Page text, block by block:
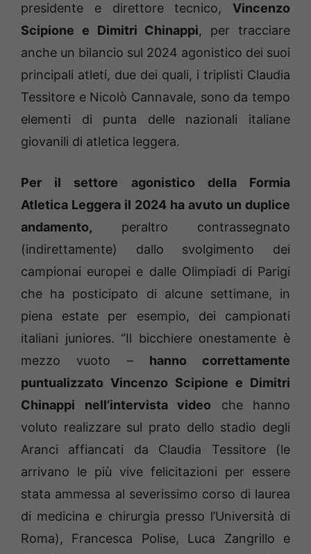
presidente e direttore tecnico, Vincenzo
Scipione e Dimitri Chinappi, per tracciare
anche un bilancio sul 2024 agonistico dei suoi
principali atleti, due dei quali, i triplisti Claudia
Tessitore e Nicolò Cannavale, sono da tempo
elementi di punta delle nazionali italiane
giovanili di atletica leggera.
Per il settore agonistico della Formia
Atletica Leggera il 2024 ha avuto un duplice
andamento, peraltro contrassegnato
(indirettamente) dallo svolgimento dei
campionai europei e dalle Olimpiadi di Parigi
che ha posticipato di alcune settimane, in
piena estate per esempio, dei campionati
italiani juniores. “Il bicchiere onestamente è
mezzo vuoto – hanno correttamente
puntualizzato Vincenzo Scipione e Dimitri
Chinappi nell’intervista video che hanno
voluto realizzare sul prato dello stadio degli
Aranci affiancati da Claudia Tessitore (le
arrivano le più vive felicitazioni per essere
stata ammessa al severissimo corso di laurea
di medicina e chirurgia presso l’Università di
Roma), Francesca Polise, Luca Zangrillo e